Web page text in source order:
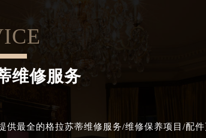
维修服务
最全的格拉苏蒂维修服务/维修保养项目/配